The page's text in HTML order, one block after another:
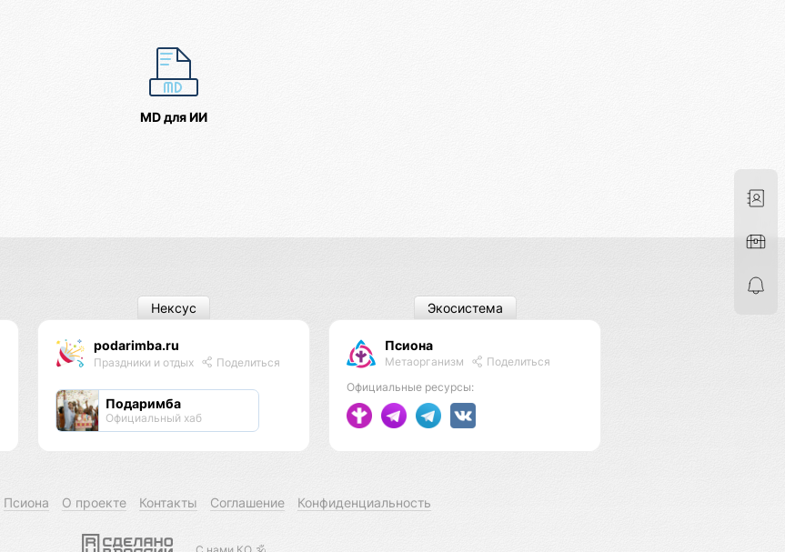
MD для ИИ
podarimba.ru
Праздники и отдых Поделиться
Подаримба
Официальный хаб
Нексус
Псиона
Метаорганизм
Поделиться
Официальные ресурсы:
Экосистема
Псиона О проекте Контакты Соглашение Конфиденциальность